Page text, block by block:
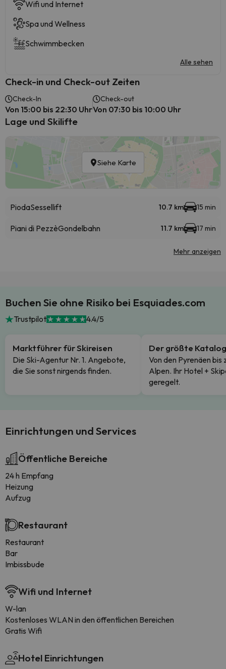
Wifi und Internet
Spa und Wellness
Schwimmbecken
Alle sehen
Check-in und Check-out Zeiten
Check-In
Von 15:00 bis 22:30 Uhr
Check-out
Von 07:30 bis 10:00 Uhr
Lage und Skilifte
Siehe Karte
PiodaSessellift 10.7 km 15 min
Piani di PezzèGondelbahn 11.7 km 17 min
Mehr anzeigen
Buchen Sie ohne Risiko bei Esquiades.com
Trustpilot 4.4/5
Marktführer für Skireisen
Die Ski-Agentur Nr. 1. Angebote,
die Sie sonst nirgends finden.
Der größte Katalog
Von den Pyrenäen bis
Alpen. Ihr Hotel +
geregelt.
Einrichtungen und Services
Öffentliche Bereiche
24 h Empfang
Heizung
Aufzug
Restaurant
Restaurant
Bar
Imbissbude
Wifi und Internet
W-lan
Kostenloses WLAN in den öffentlichen Bereichen
Gratis Wifi
Hotel Einrichtungen